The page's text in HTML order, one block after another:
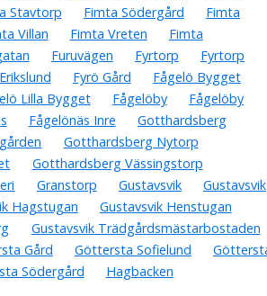
Stavtorp Fimta Södergård
Fimta
Villan Fimta Vreten
Fimta
Furuvägen Fyrtorp
Fyrtorp
Fyrö Gård
Fågelö Bygget
Lilla Bygget Fågelöby
Fågelöby
Fågelönäs Inre
Gotthardsberg
Gotthardsberg Nytorp
Gotthardsberg Vässingstorp
Granstorp Gustavsvik
Gustavsvik
Hagstugan
Gustavsvik Henstugan
Gustavsvik Trädgårdsmästarbostaden
Gård Göttersta Sofielund
Södergård Hagbacken